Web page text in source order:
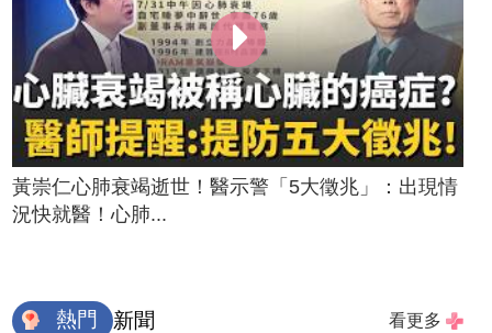
黃崇仁心肺衰竭逝世！醫示警「5大徵兆」：出現情
況快就醫！心肺...
熱門 新聞 看更多